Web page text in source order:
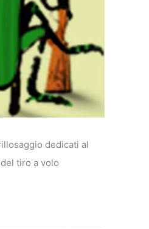
dedicati al
tiro a volo